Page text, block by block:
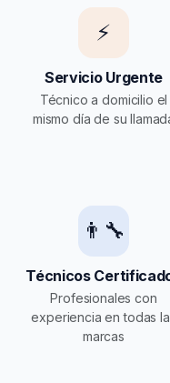
⚡
Servicio Urgente
Técnico a domicilio el
mismo día de su
👨‍🔧
Técnicos
Profesionales con
experiencia en todas
marcas